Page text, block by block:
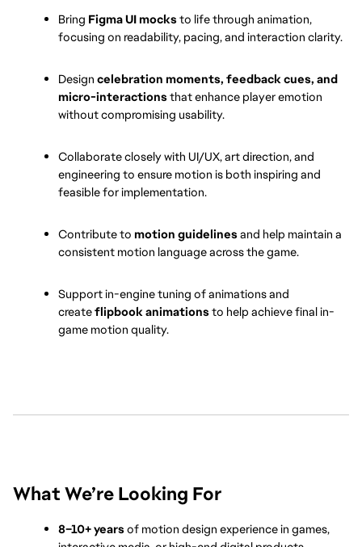
Bring Figma UI mocks to life through animation,
focusing on readability, pacing, and interaction clarity.
Design celebration moments, feedback cues, and
micro-interactions that enhance player emotion
without compromising usability.
Collaborate closely with UI/UX, art direction, and
engineering to ensure motion is both inspiring and
feasible for implementation.
Contribute to motion guidelines and help maintain a
consistent motion language across the game.
Support in-engine tuning of animations and
create flipbook animations to help achieve final in-
game motion quality.
What We’re Looking For
8–10+ years of motion design experience in games,